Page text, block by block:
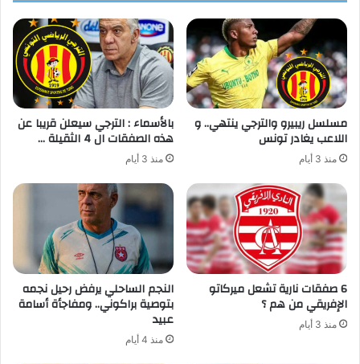
مسلسل ريبيرو والترجي ينتهي.. و
اللاعب يغادر تونس
منذ 3 أيام
بالأسماء : الترجي سيعلن قريبا عن
هذه الصفقات ال 4 الثقيلة …
منذ 3 أيام
6 صفقات نارية تشعل ميركاتو
الإفريقي من هم ؟
منذ 3 أيام
النجم الساحلي يرفض رحيل نجمه
بتوصية براكوني.. ومفاجأة أسامة
عبيد
منذ 4 أيام